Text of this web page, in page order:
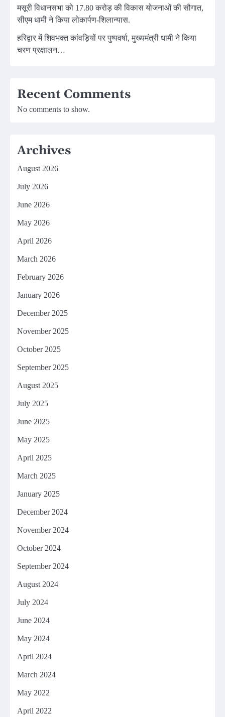
मसूरी विधानसभा को 17.80 करोड़ की विकास योजनाओं की सौगात,
सीएम धामी ने किया लोकार्पण-शिलान्यास.
हरिद्वार में शिवभक्त कांवड़ियों पर पुष्पवर्षा, मुख्यमंत्री धामी ने किया
चरण प्रक्षालन…
Recent Comments
No comments to show.
Archives
August 2026
July 2026
June 2026
May 2026
April 2026
March 2026
February 2026
January 2026
December 2025
November 2025
October 2025
September 2025
August 2025
July 2025
June 2025
May 2025
April 2025
March 2025
January 2025
December 2024
November 2024
October 2024
September 2024
August 2024
July 2024
June 2024
May 2024
April 2024
March 2024
May 2022
April 2022